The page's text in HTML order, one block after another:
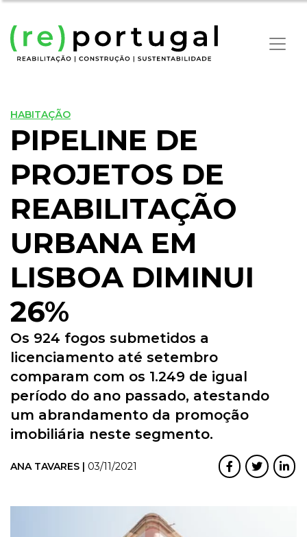
HABITAÇÃO
PIPELINE DE
PROJETOS DE
REABILITAÇÃO
URBANA EM
LISBOA DIMINUI
26%
Os 924 fogos submetidos a
licenciamento até setembro
comparam com os 1.249 de igual
período do ano passado, atestando
um abrandamento da promoção
imobiliária neste segmento.
ANA TAVARES | 03/11/2021